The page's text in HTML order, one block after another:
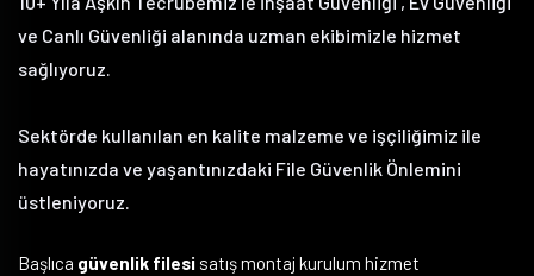
ve Canlı Güvenliği alanında uzman ekibimizle hizmet
sağlıyoruz.
Sektörde kullanılan en kalite malzeme ve işçiliğimiz ile
hayatınızda ve yaşantınızdaki File Güvenlik Önlemini
üstleniyoruz.
Başlıca güvenlik filesi satış montaj kurulum hizmet